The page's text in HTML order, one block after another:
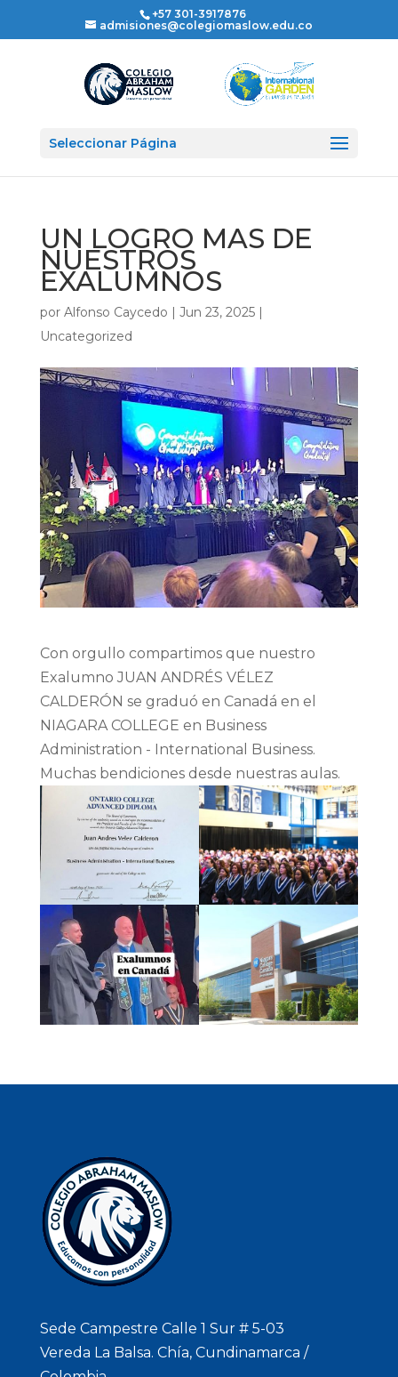
+57 301-3917876
admisiones@colegiomaslow.edu.co
Seleccionar Página
UN LOGRO MAS DE
NUESTROS
EXALUMNOS
por Alfonso Caycedo | Jun 23, 2025|
Uncategorized
Con orgullo compartimos que nuestro
Exalumno JUAN ANDRÉS VÉLEZ
CALDERÓN se graduó en Canadá en el
NIAGARA COLLEGE en Business
Administration - International Business.
Muchas bendiciones desde nuestras aulas.
Sede Campestre Calle 1 Sur # 5-03
Vereda La Balsa. Chía, Cundinamarca /